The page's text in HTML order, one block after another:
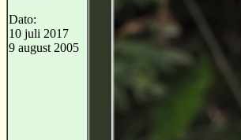
Dato:
10 juli 2017
9 august 2005